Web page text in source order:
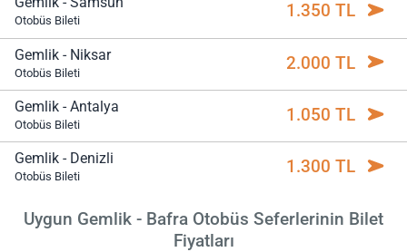
Otobüs Bileti 1.350 TL
Gemlik - Niksar
Otobüs Bileti 2.000 TL
Gemlik - Antalya
Otobüs Bileti 1.050 TL
Gemlik - Denizli
Otobüs Bileti 1.300 TL
Uygun Gemlik - Bafra Otobüs Seferlerinin Bilet
Fiyatları